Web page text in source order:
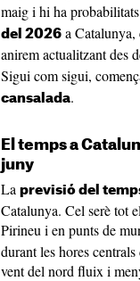
maig i hi ha
del 2026 a
anirem actualitzant des
Sigui com sigui,
cansalada.
El temps a
juny
La previsió del
Catalunya. Cel serè tot
Pirineu i en punts de
durant les hores
vent del nord fluix i